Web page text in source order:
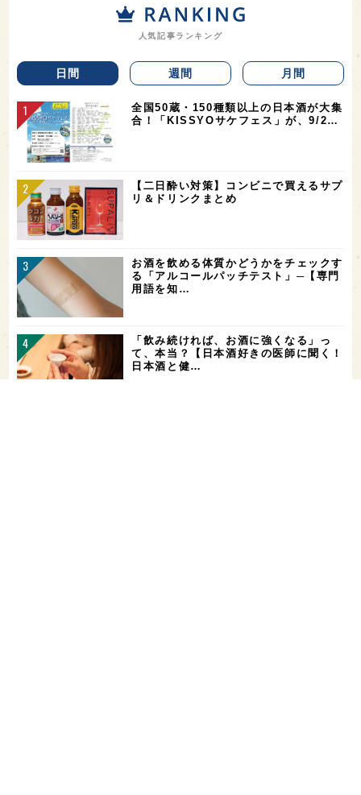
人気記事ランキング
日間 週間 月間
全国50蔵・150種類以上の日本酒が大集
合！「KISSYOサケフェス」が、9/2…
【二日酔い対策】コンビニで買えるサプ
リ＆ドリンクまとめ
お酒を飲める体質かどうかをチェックす
る「アルコールパッチテスト」─【専門
用語を知…
「飲み続ければ、お酒に強くなる」っ
て、本当？【日本酒好きの医師に聞く！
日本酒と健…